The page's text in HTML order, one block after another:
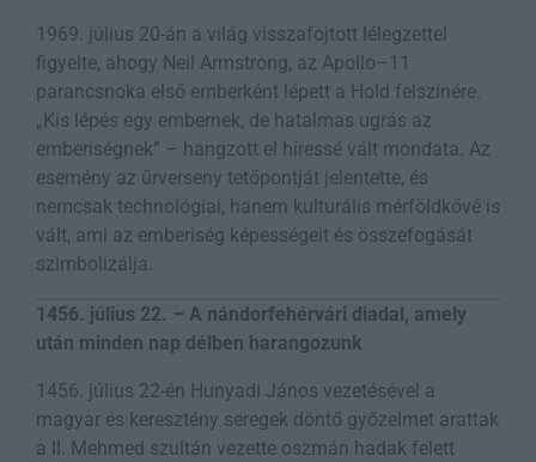
1969. július 20-án a világ visszafojtott lélegzettel
figyelte, ahogy Neil Armstrong, az Apollo–11
parancsnoka első emberként lépett a Hold felszínére.
„Kis lépés egy embernek, de hatalmas ugrás az
emberiségnek” – hangzott el híressé vált mondata. Az
esemény az űrverseny tetőpontját jelentette, és
nemcsak technológiai, hanem kulturális mérföldkővé is
vált, ami az emberiség képességeit és összefogását
szimbolizálja.
1456. július 22. – A nándorfehérvári diadal, amely
után minden nap délben harangozunk
1456. július 22-én Hunyadi János vezetésével a
magyar és keresztény seregek döntő győzelmet arattak
a II. Mehmed szultán vezette oszmán hadak felett